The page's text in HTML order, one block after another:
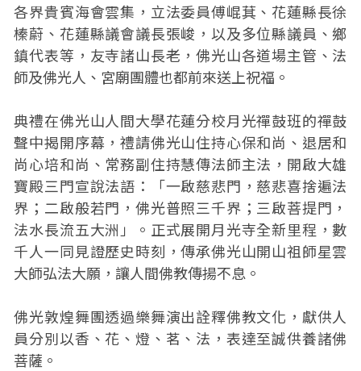
各界貴賓海會雲集，立法委員傅崐萁、花蓮縣長徐
榛蔚、花蓮縣議會議長張峻，以及多位縣議員、鄉
鎮代表等，友寺諸山長老，佛光山各道場主管、法
師及佛光人、宮廟團體也都前來送上祝福。
典禮在佛光山人間大學花蓮分校月光禪鼓班的禪鼓
聲中揭開序幕，禮請佛光山住持心保和尚、退居和
尚心培和尚、常務副住持慧傳法師主法，開啟大雄
寶殿三門宣說法語：「一啟慈悲門，慈悲喜捨遍法
界；二啟般若門，佛光普照三千界；三啟菩提門，
法水長流五大洲」。正式展開月光寺全新里程，數
千人一同見證歷史時刻，傳承佛光山開山祖師星雲
大師弘法大願，讓人間佛教傳揚不息。
佛光敦煌舞團透過樂舞演出詮釋佛教文化，獻供人
員分別以香、花、燈、茗、法，表達至誠供養諸佛
菩薩。